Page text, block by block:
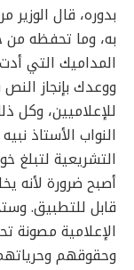
بدوره، قال
به، وما تحفظه
المداميك التي
ووعدك بإنجاز
للإعلاميين،
النواب الأستاذ
أصبح ضرورة لأنه
قابل للتطبيق.
الإعلامية مصونة
وحقوقهم